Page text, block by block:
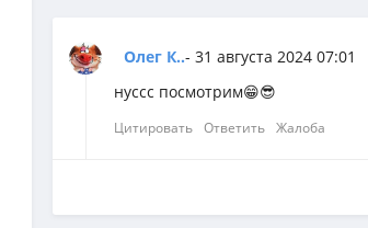
Олег К..- 31 августа 2024 07:01
нуссс посмотрим😁😎
Цитировать Ответить Жалоба